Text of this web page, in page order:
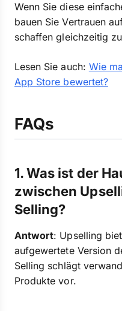
Wenn Sie diese
bauen Sie Vertrauen
schaffen gleichzeitig
Lesen Sie auch: Wie
App Store bewertet?
FAQs
1. Was ist der
zwischen
Selling?
Antwort: Upselling
aufgewertete Version
Selling schlägt
Produkte vor.